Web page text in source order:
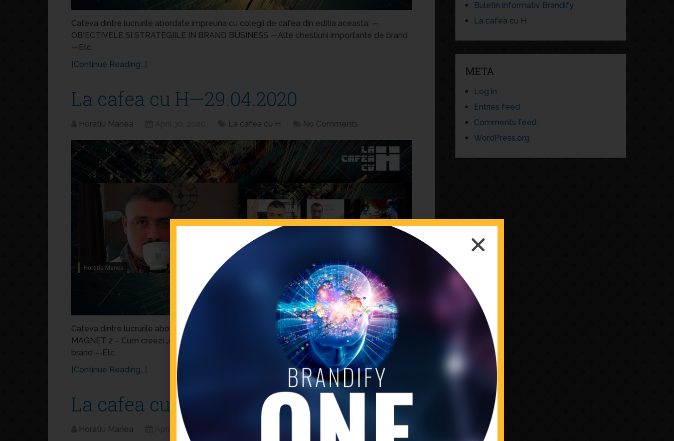
Cateva dintre lucrurile abordate impreuna cu colegii de cafea din editia aceasta: —
OBIECTIVELE SI STRATEGIILE IN BRAND BUSINESS —Alte chestiuni importante de brand
—Etc.
[Continue Reading...]
La cafea cu H—29.04.2020
Horatiu Manea La cafea cu H No Comments
Cateva dintre lucrurile abordate impreuna cu colegii de cafea din editia aceasta: —LEAD
MAGNET 2 – Cum creezi „râme” pentru a prinde „pește”? —Alte chestiuni importante de
brand —Etc.
[Continue Reading...]
La cafea cu H—28.04.2020
Horatiu Manea April 28, 2020 No Comments
Buletin informativ Brandify
La cafea cu H
META
Log in
Entries feed
Comments feed
WordPress.org